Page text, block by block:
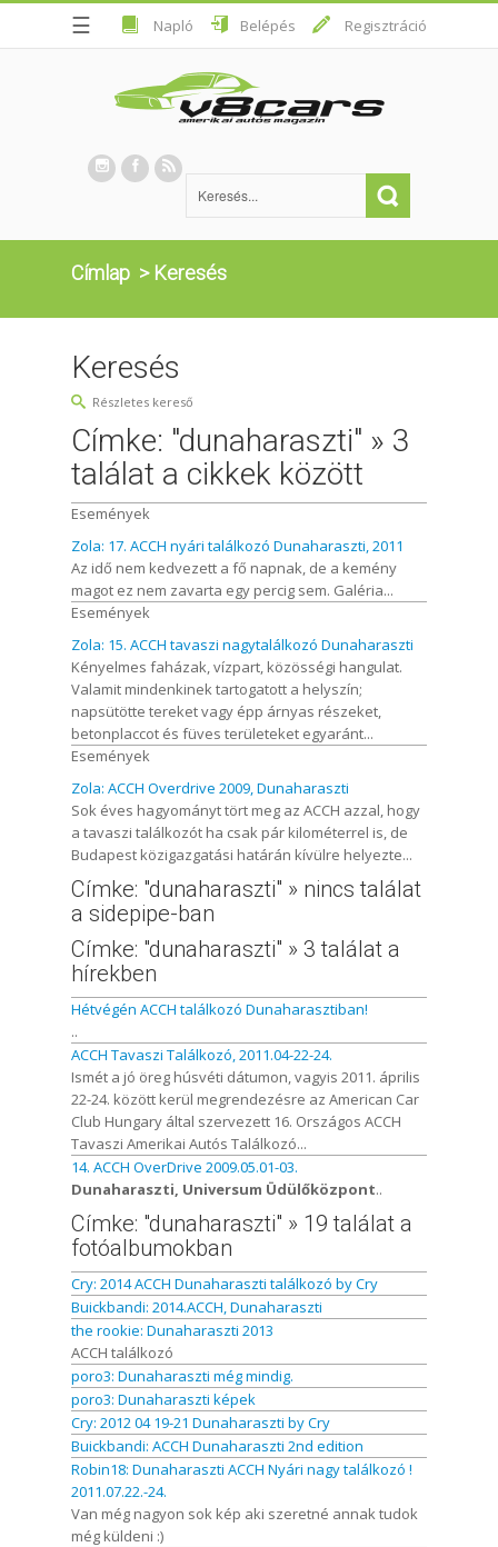
☰ Napló Belépés Regisztráció
Címlap > Keresés
Keresés
Részletes kereső
Címke: "dunaharaszti" » 3
találat a cikkek között
Események
Zola: 17. ACCH nyári találkozó Dunaharaszti, 2011
Az idő nem kedvezett a fő napnak, de a kemény
magot ez nem zavarta egy percig sem. Galéria...
Események
Zola: 15. ACCH tavaszi nagytalálkozó Dunaharaszti
Kényelmes faházak, vízpart, közösségi hangulat.
Valamit mindenkinek tartogatott a helyszín;
napsütötte tereket vagy épp árnyas részeket,
betonplaccot és füves területeket egyaránt...
Események
Zola: ACCH Overdrive 2009, Dunaharaszti
Sok éves hagyományt tört meg az ACCH azzal, hogy
a tavaszi találkozót ha csak pár kilométerrel is, de
Budapest közigazgatási határán kívülre helyezte...
Címke: "dunaharaszti" » nincs találat
a sidepipe-ban
Címke: "dunaharaszti" » 3 találat a
hírekben
Hétvégén ACCH találkozó Dunaharasztiban!
..
ACCH Tavaszi Találkozó, 2011.04-22-24.
Ismét a jó öreg húsvéti dátumon, vagyis 2011. április
22-24. között kerül megrendezésre az American Car
Club Hungary által szervezett 16. Országos ACCH
Tavaszi Amerikai Autós Találkozó...
14. ACCH OverDrive 2009.05.01-03.
Dunaharaszti, Universum Üdülőközpont..
Címke: "dunaharaszti" » 19 találat a
fotóalbumokban
Cry: 2014 ACCH Dunaharaszti találkozó by Cry
Buickbandi: 2014.ACCH, Dunaharaszti
the rookie: Dunaharaszti 2013
ACCH találkozó
poro3: Dunaharaszti még mindig.
poro3: Dunaharaszti képek
Cry: 2012 04 19-21 Dunaharaszti by Cry
Buickbandi: ACCH Dunaharaszti 2nd edition
Robin18: Dunaharaszti ACCH Nyári nagy találkozó !
2011.07.22.-24.
Van még nagyon sok kép aki szeretné annak tudok
még küldeni :)